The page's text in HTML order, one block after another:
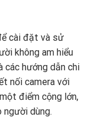
cài đặt và sử
không am hiểu
các hướng dẫn chi
nối camera với
điểm cộng lớn,
dùng.